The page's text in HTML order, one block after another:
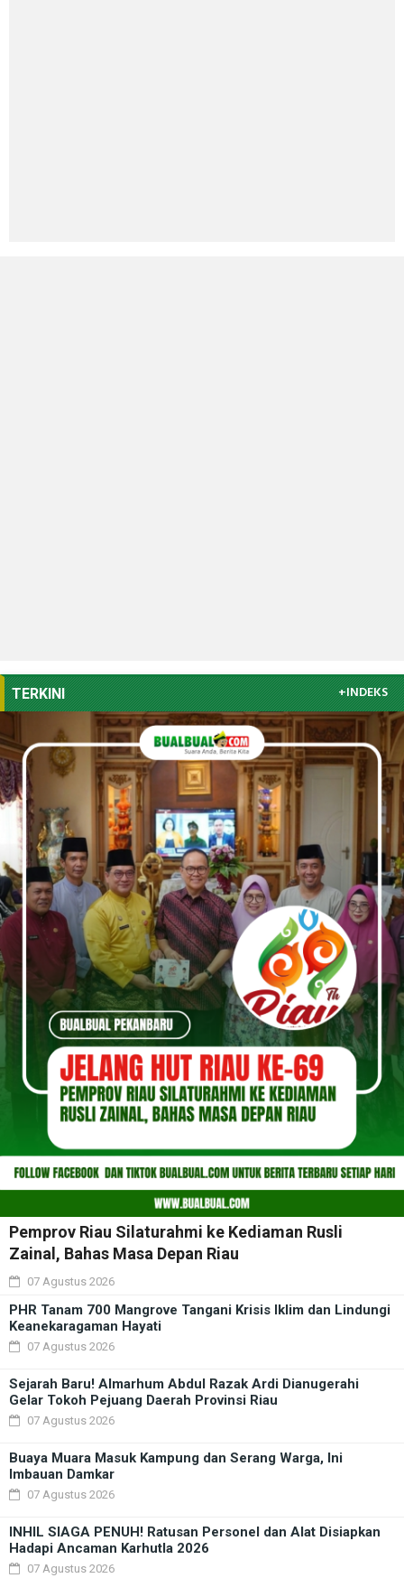
TERKINI +INDEKS
Pemprov Riau Silaturahmi ke Kediaman Rusli
Zainal, Bahas Masa Depan Riau
07 Agustus 2026
PHR Tanam 700 Mangrove Tangani Krisis Iklim dan Lindungi
Keanekaragaman Hayati
07 Agustus 2026
Sejarah Baru! Almarhum Abdul Razak Ardi Dianugerahi
Gelar Tokoh Pejuang Daerah Provinsi Riau
07 Agustus 2026
Buaya Muara Masuk Kampung dan Serang Warga, Ini
Imbauan Damkar
07 Agustus 2026
INHIL SIAGA PENUH! Ratusan Personel dan Alat Disiapkan
Hadapi Ancaman Karhutla 2026
07 Agustus 2026